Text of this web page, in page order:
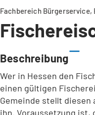
Fachbereich Bürgerservice,
Beschreibung
Wer in Hessen den
einen gültigen
Gemeinde stellt diesen
ihn. Voraussetzung ist,